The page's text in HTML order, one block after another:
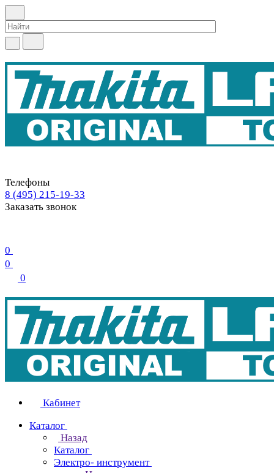
Телефоны
8 (495) 215-19-33
Заказать звонок
0
0
0
Кабинет
Каталог
Назад
Каталог
Электро- инструмент